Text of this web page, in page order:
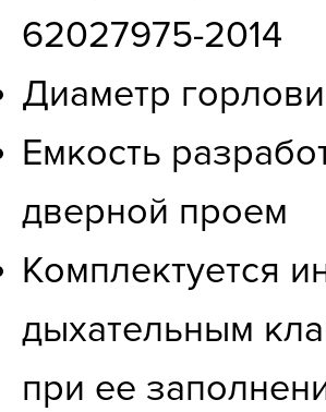
62027975-2014
Диаметр
Емкость
дверной проем
Комплектуется
дыхательным
при ее